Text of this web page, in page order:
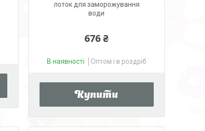
лоток для заморожування
води
676 ₴
В наявності Оптом і в роздріб
Купити